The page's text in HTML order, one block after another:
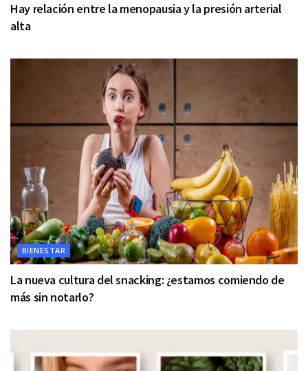
Hay relación entre la menopausia y la presión arterial
alta
BIENESTAR
La nueva cultura del snacking: ¿estamos comiendo de
más sin notarlo?